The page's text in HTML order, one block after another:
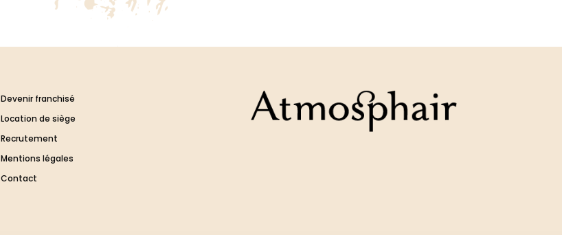
Devenir franchisé
Location de siège
Recrutement
Mentions légales
Contact